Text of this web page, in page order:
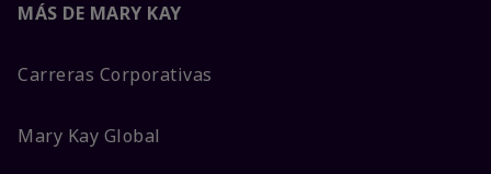
MÁS DE MARY KAY
Carreras Corporativas
Mary Kay Global